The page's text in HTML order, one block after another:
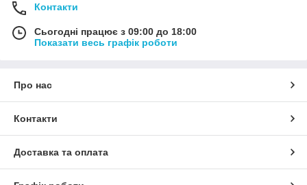
Контакти
Сьогодні працює з 09:00 до 18:00
Показати весь графік роботи
Про нас
Контакти
Доставка та оплата